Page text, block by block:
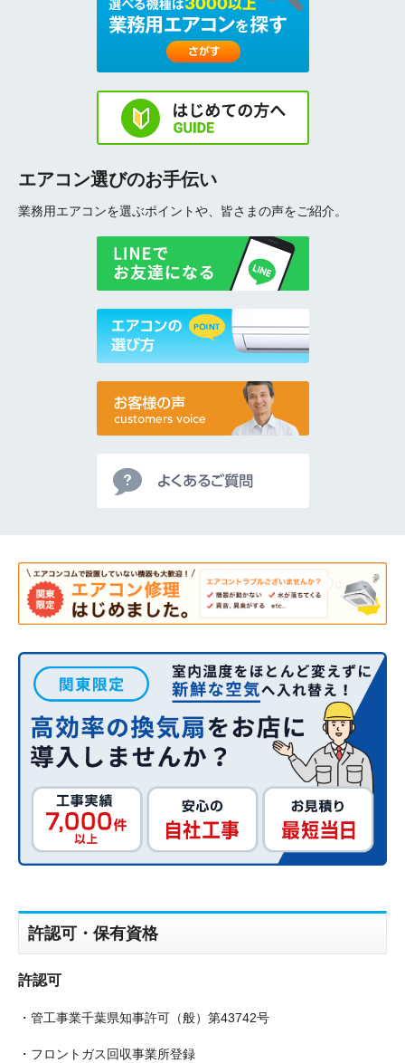
エアコン選びのお手伝い
業務用エアコンを選ぶポイントや、皆さまの声をご紹介。
許認可・保有資格
許認可
・管工事業千葉県知事許可（般）第43742号
・フロントガス回収事業所登録